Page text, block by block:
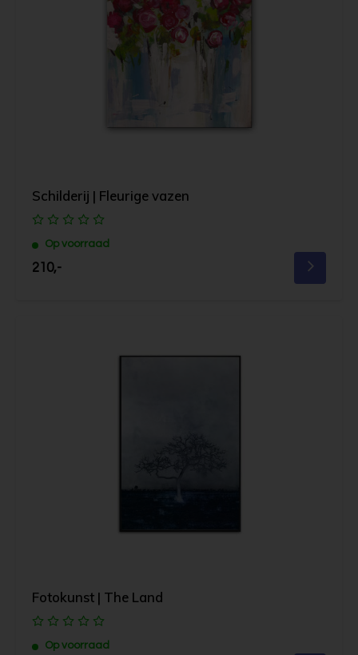
Schilderij | Fleurige vazen
Op voorraad
210,-
Fotokunst | The Land
Op voorraad